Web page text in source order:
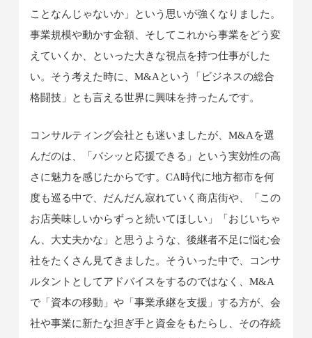
ことなんじゃないか」という思いが強くなりました。
事業規模や動かす金額、そしてこれから事業をどう変
えていくか、といった大きな視点を持つ仕事がした
い。そう考えた時に、M&Aという「ビジネスの総合
格闘技」とも言える世界に興味を持ったんです。
コンサルティング会社とも迷いましたが、M&Aを選
んだのは、「バシッと応援できる」という実効性の高
さに魅力を感じたからです。CA時代に地方都市を何
度も巡る中で、だんだん寂れていく商店街や、「この
お店美味しいからずっと続いてほしい」「おじいちゃ
ん、大丈夫かな」と思うような、後継者不足に悩む会
社をたくさん見てきました。そういった中で、コンサ
ルタントとしてアドバイスをするのではなく、M&A
で「資本の移動」や「事業承継を支援」する方が、会
社や事業に新たな担ぎ手と資金をもたらし、その存続